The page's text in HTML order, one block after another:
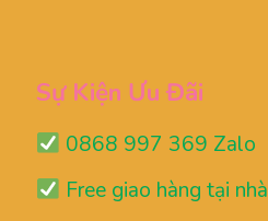
Sự Kiện Ưu Đãi
0868 997 369 Zalo
Free giao hàng tại nhà